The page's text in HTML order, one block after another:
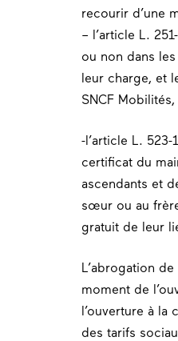
recourir d’une
– l’article L.
ou non dans
leur charge, et
SNCF
-l’article L.
certificat du
ascendants et
sœur ou au
gratuit de leur
L’abrogation
moment de
l’ouverture à
des tarifs